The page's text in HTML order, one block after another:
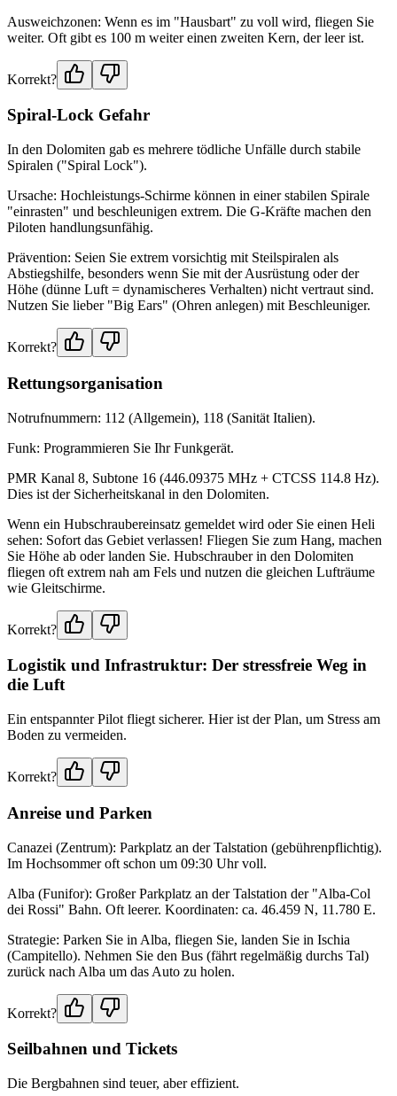
Ausweichzonen: Wenn es im "Hausbart" zu voll wird, fliegen Sie
weiter. Oft gibt es 100 m weiter einen zweiten Kern, der leer ist.
Korrekt?
Spiral-Lock Gefahr
In den Dolomiten gab es mehrere tödliche Unfälle durch stabile
Spiralen ("Spiral Lock").
Ursache: Hochleistungs-Schirme können in einer stabilen Spirale
"einrasten" und beschleunigen extrem. Die G-Kräfte machen den
Piloten handlungsunfähig.
Prävention: Seien Sie extrem vorsichtig mit Steilspiralen als
Abstiegshilfe, besonders wenn Sie mit der Ausrüstung oder der
Höhe (dünne Luft = dynamischeres Verhalten) nicht vertraut sind.
Nutzen Sie lieber "Big Ears" (Ohren anlegen) mit Beschleuniger.
Korrekt?
Rettungsorganisation
Notrufnummern: 112 (Allgemein), 118 (Sanität Italien).
Funk: Programmieren Sie Ihr Funkgerät.
PMR Kanal 8, Subtone 16 (446.09375 MHz + CTCSS 114.8 Hz).
Dies ist der Sicherheitskanal in den Dolomiten.
Wenn ein Hubschraubereinsatz gemeldet wird oder Sie einen Heli
sehen: Sofort das Gebiet verlassen! Fliegen Sie zum Hang, machen
Sie Höhe ab oder landen Sie. Hubschrauber in den Dolomiten
fliegen oft extrem nah am Fels und nutzen die gleichen Lufträume
wie Gleitschirme.
Korrekt?
Logistik und Infrastruktur: Der stressfreie Weg in
die Luft
Ein entspannter Pilot fliegt sicherer. Hier ist der Plan, um Stress am
Boden zu vermeiden.
Korrekt?
Anreise und Parken
Canazei (Zentrum): Parkplatz an der Talstation (gebührenpflichtig).
Im Hochsommer oft schon um 09:30 Uhr voll.
Alba (Funifor): Großer Parkplatz an der Talstation der "Alba-Col
dei Rossi" Bahn. Oft leerer. Koordinaten: ca. 46.459 N, 11.780 E.
Strategie: Parken Sie in Alba, fliegen Sie, landen Sie in Ischia
(Campitello). Nehmen Sie den Bus (fährt regelmäßig durchs Tal)
zurück nach Alba um das Auto zu holen.
Korrekt?
Seilbahnen und Tickets
Die Bergbahnen sind teuer, aber effizient.